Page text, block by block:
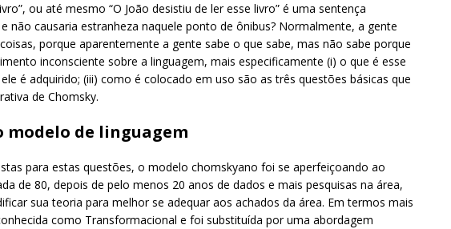
ou até mesmo “O João desistiu de ler esse livro” é uma sentença
não causaria estranheza naquele ponto de ônibus? Normalmente, a gente
porque aparentemente a gente sabe o que sabe, mas não sabe porque
inconsciente sobre a linguagem, mais especificamente (i) o que é esse
é adquirido; (iii) como é colocado em uso são as três questões básicas que
de Chomsky.
modelo de linguagem
para estas questões, o modelo chomskyano foi se aperfeiçoando ao
de 80, depois de pelo menos 20 anos de dados e mais pesquisas na área,
sua teoria para melhor se adequar aos achados da área. Em termos mais
como Transformacional e foi substituída por uma abordagem